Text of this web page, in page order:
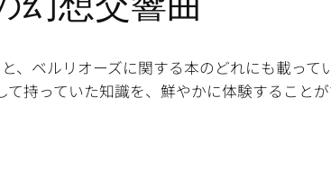
、ベルリオーズに関する本のどれにも載って
持っていた知識を、鮮やかに体験することが